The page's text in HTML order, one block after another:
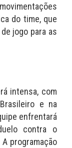
do time, que
jogo para as
intensa, com
e na
enfrentará
contra o
programação